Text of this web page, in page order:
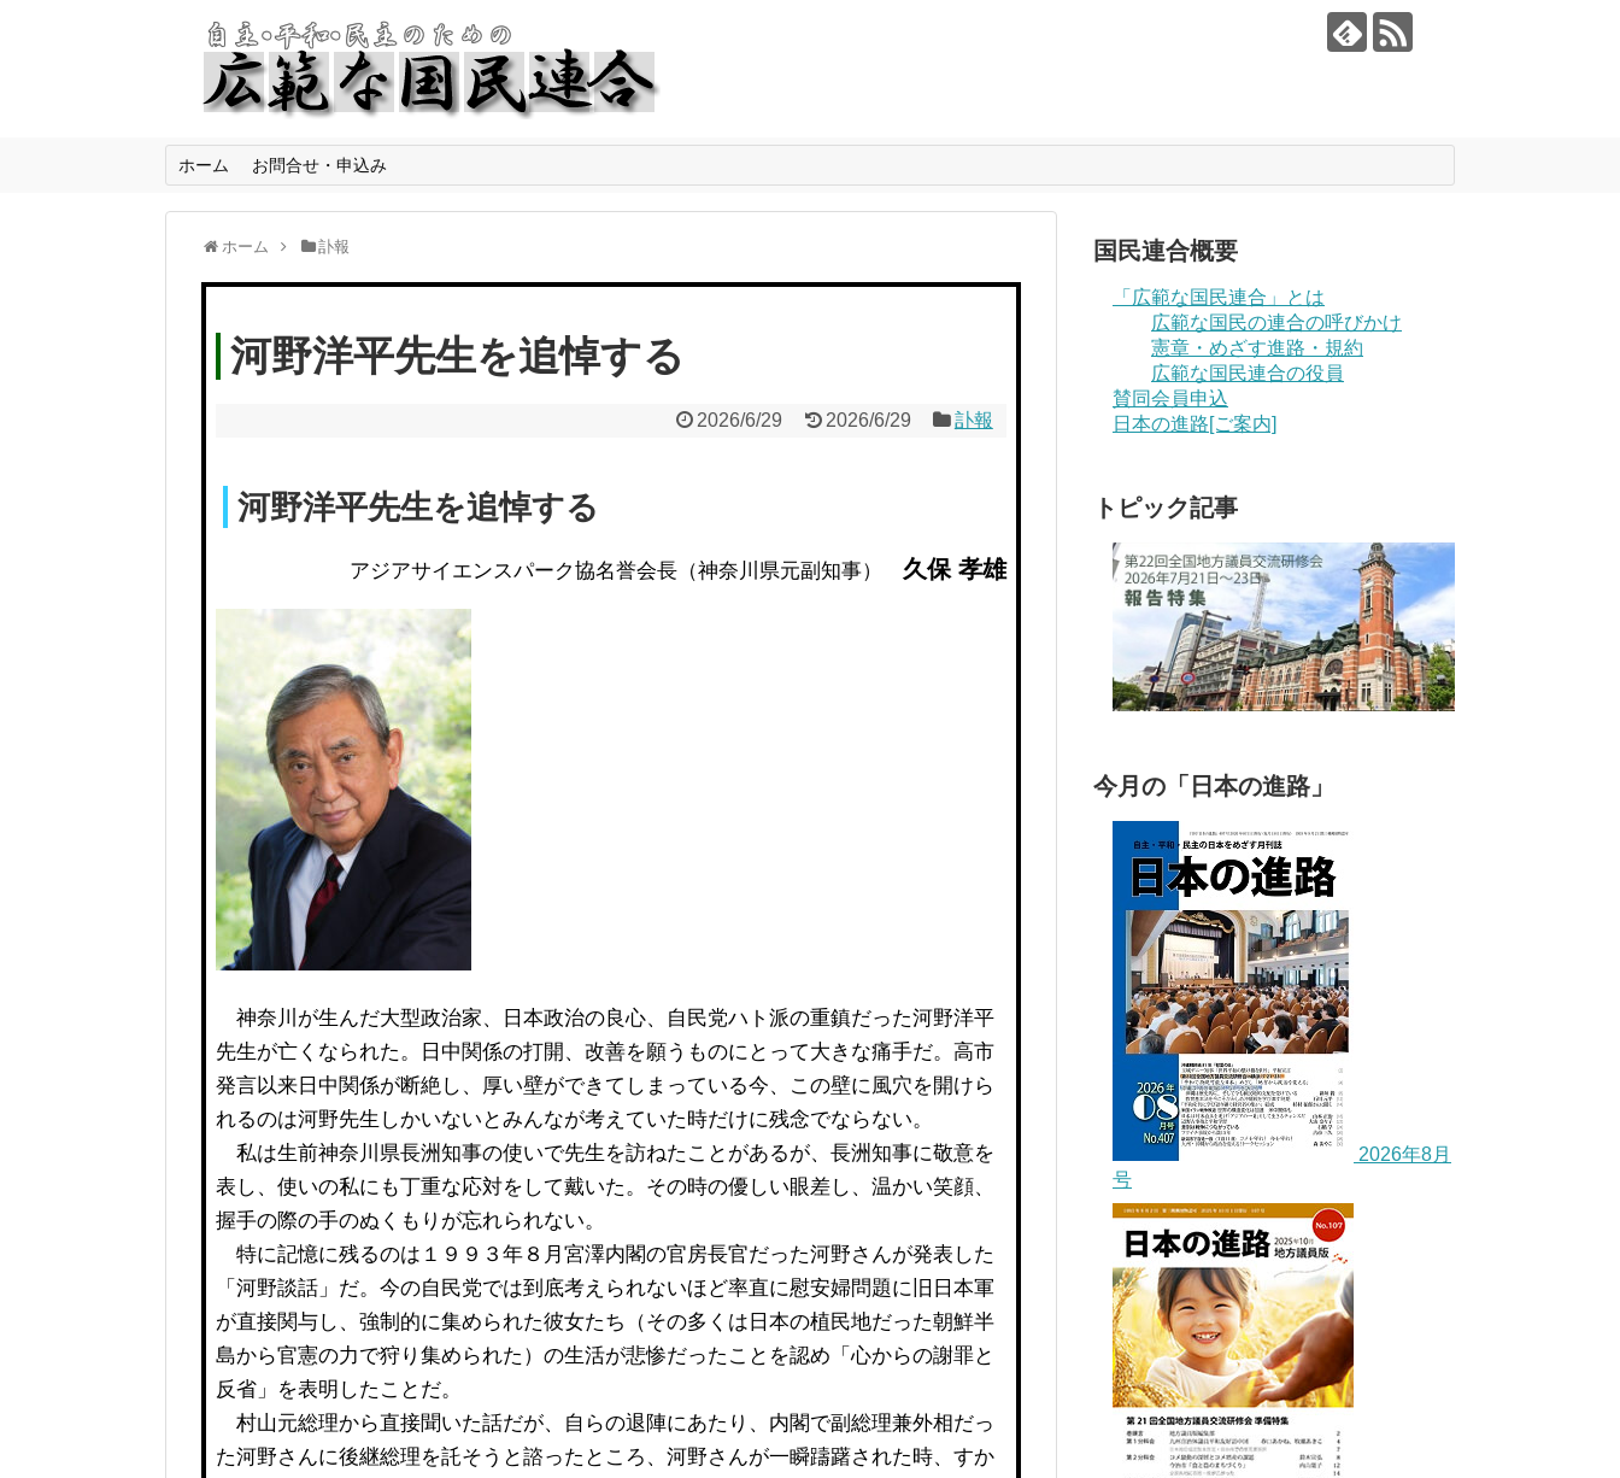
ホーム お問合せ・申込み
ホーム 訃報
河野洋平先生を追悼する
2026/6/29 2026/6/29 訃報
河野洋平先生を追悼する
アジアサイエンスパーク協名誉会長（神奈川県元副知事） 久保 孝雄
神奈川が生んだ大型政治家、日本政治の良心、自民党ハト派の重鎮だった河野洋平
先生が亡くなられた。日中関係の打開、改善を願うものにとって大きな痛手だ。高市
発言以来日中関係が断絶し、厚い壁ができてしまっている今、この壁に風穴を開けら
れるのは河野先生しかいないとみんなが考えていた時だけに残念でならない。
私は生前神奈川県長洲知事の使いで先生を訪ねたことがあるが、長洲知事に敬意を
表し、使いの私にも丁重な応対をして戴いた。その時の優しい眼差し、温かい笑顔、
握手の際の手のぬくもりが忘れられない。
特に記憶に残るのは１９９３年８月宮澤内閣の官房長官だった河野さんが発表した
「河野談話」だ。今の自民党では到底考えられないほど率直に慰安婦問題に旧日本軍
が直接関与し、強制的に集められた彼女たち（その多くは日本の植民地だった朝鮮半
島から官憲の力で狩り集められた）の生活が悲惨だったことを認め「心からの謝罪と
反省」を表明したことだ。
村山元総理から直接聞いた話だが、自らの退陣にあたり、内閣で副総理兼外相だっ
た河野さんに後継総理を託そうと諮ったところ、河野さんが一瞬躊躇された時、すか
国民連合概要
「広範な国民連合」とは
広範な国民の連合の呼びかけ
憲章・めざす進路・規約
広範な国民連合の役員
賛同会員申込
日本の進路[ご案内]
トピック記事
今月の「日本の進路」
2026年8月
号